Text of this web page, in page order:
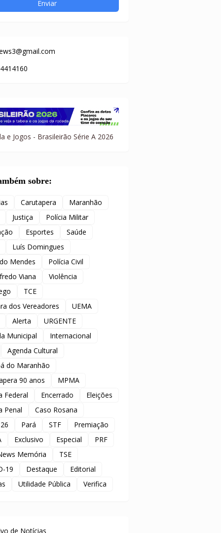
e Jogos - Brasileirão Série A 2026
sobre:
Carutapera
Maranhão
Justiça
Polícia Militar
Esportes
Saúde
Luís Domingues
Mendes
Polícia Civil
Viana
Violência
TCE
dos Vereadores
UEMA
Alerta
URGENTE
Municipal
Internacional
Agenda Cultural
do Maranhão
90 anos
MPMA
Federal
Encerrado
Eleições
Penal
Caso Rosana
Pará STF
Premiação
Exclusivo Especial
PRF
Memória
TSE
19
Destaque
Editorial
Utilidade Pública Verifica
de Notícias